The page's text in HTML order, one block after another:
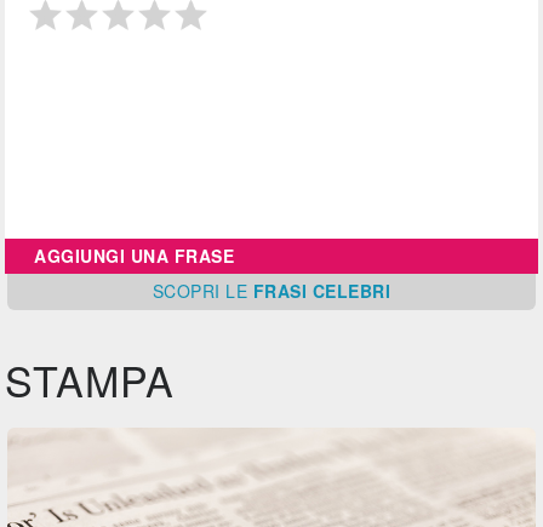
AGGIUNGI UNA FRASE
SCOPRI LE FRASI CELEBRI
STAMPA